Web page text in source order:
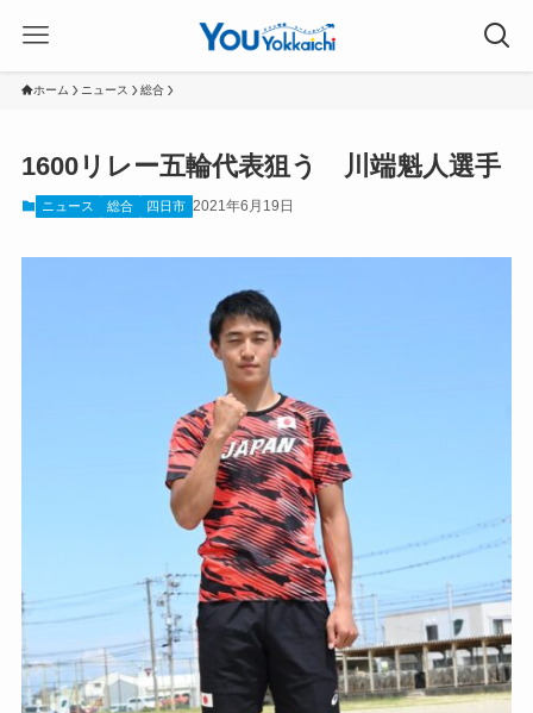
ホーム ニュース 総合
1600リレー五輪代表狙う 川端魁人選手
ニュース 総合 四日市 2021年6月19日